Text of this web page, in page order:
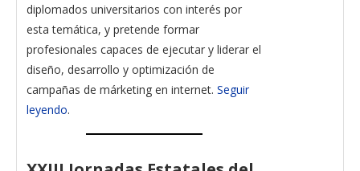
diplomados universitarios con interés por
esta temática, y pretende formar
profesionales capaces de ejecutar y liderar el
diseño, desarrollo y optimización de
campañas de márketing en internet. Seguir
leyendo.